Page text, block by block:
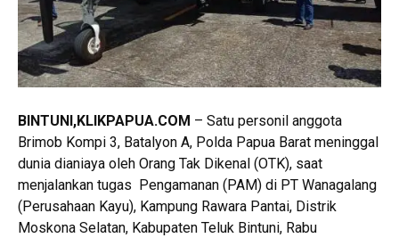
BINTUNI,KLIKPAPUA.COM – Satu personil anggota
Brimob Kompi 3, Batalyon A, Polda Papua Barat meninggal
dunia dianiaya oleh Orang Tak Dikenal (OTK), saat
menjalankan tugas Pengamanan (PAM) di PT Wanagalang
(Perusahaan Kayu), Kampung Rawara Pantai, Distrik
Moskona Selatan, Kabupaten Teluk Bintuni, Rabu